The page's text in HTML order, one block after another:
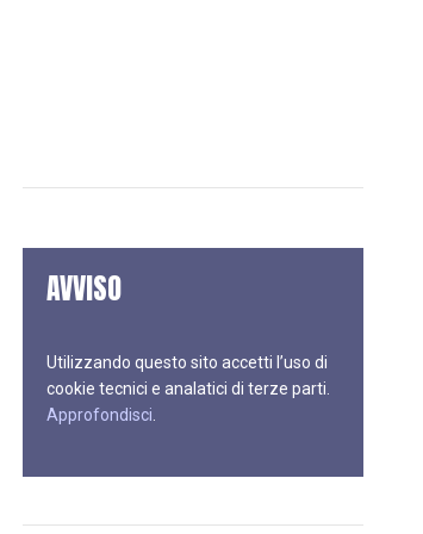
AVVISO
Utilizzando questo sito accetti l’uso di
cookie tecnici e analatici di terze parti.
Approfondisci